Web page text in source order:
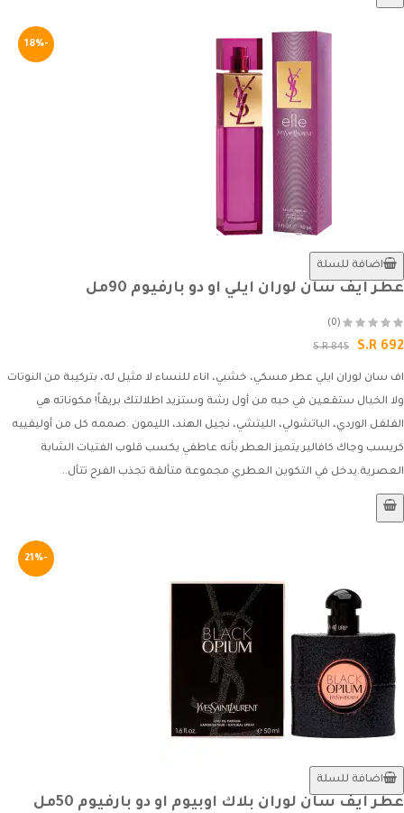
-18%
اضافة للسلة
عطر ايف سان لوران ايلي او دو بارفيوم 90مل
(0)
S.R 692
S.R 845
اف سان لوران ايلي عطر مسكي، خشبي، اناء للنساء لا مثيل له، بتركيبة من النوتات
ولا الخيال ستقعين في حبه من أول رشة وستزيد اطلالتك بريقاً! مكوناته هي
الفلفل الوردي، الباتشولي، الليتشي، نجيل الهند، الليمون .صممه كل من أوليفييه
كريسب وجاك كافالير.يتميز العطر بأنه عاطفي يكسب قلوب الفتيات الشابة
العصرية.يدخل في التكوين العطري مجموعة متألقة تجذب الفرح تتأل..
-21%
اضافة للسلة
عطر ايف سان لوران بلاك اوبيوم او دو بارفيوم 50مل